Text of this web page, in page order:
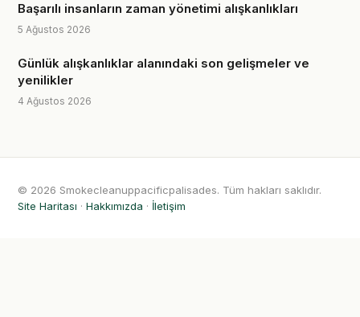
Başarılı insanların zaman yönetimi alışkanlıkları
5 Ağustos 2026
Günlük alışkanlıklar alanındaki son gelişmeler ve
yenilikler
4 Ağustos 2026
© 2026 Smokecleanuppacificpalisades. Tüm hakları saklıdır.
Site Haritası · Hakkımızda · İletişim